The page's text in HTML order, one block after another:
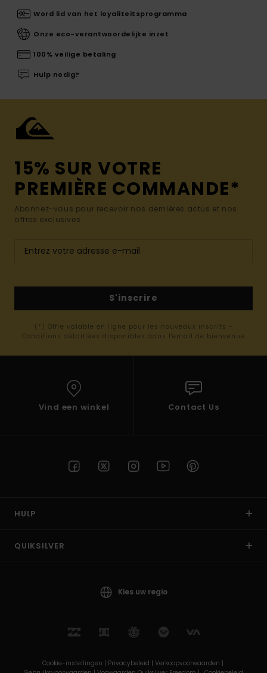
Word lid van het loyaliteitsprogramma
Onze eco-verantwoordelijke inzet
100% veilige betaling
Hulp nodig?
15% SUR VOTRE
PREMIÈRE COMMANDE*
Abonnez-vous pour recevoir nos dernières actus et nos
offres exclusives.
S'inscrire
(*) Offre valable en ligne pour les nouveaux inscrits -
Conditions détaillées disponibles dans l'email de bienvenue
Vind een winkel Contact Us
HULP
QUIKSILVER
Kies uw regio
Cookie-instellingen | Privacybeleid | Verkoopvoorwaarden |